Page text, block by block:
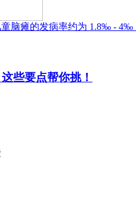
瘫的发病率约为 1.8‰ - 4‰
些要点帮你挑！